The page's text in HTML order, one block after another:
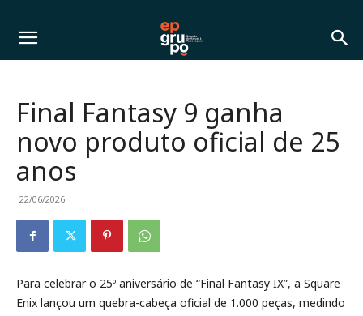
Final Fantasy 9 ganha
novo produto oficial de 25
anos
22/06/2026
Para celebrar o 25º aniversário de “Final Fantasy IX”, a Square
Enix lançou um quebra-cabeça oficial de 1.000 peças, medindo